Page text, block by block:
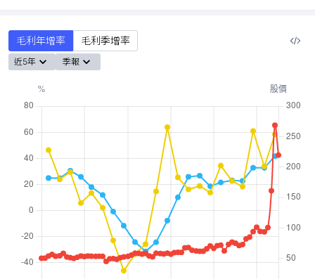
毛利年增率 毛利季增率
近5年 季報